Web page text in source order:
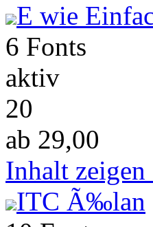
E wie
6 Fonts
aktiv
20
ab 29,00
Inhalt zeigen
ITC Ã‰lan